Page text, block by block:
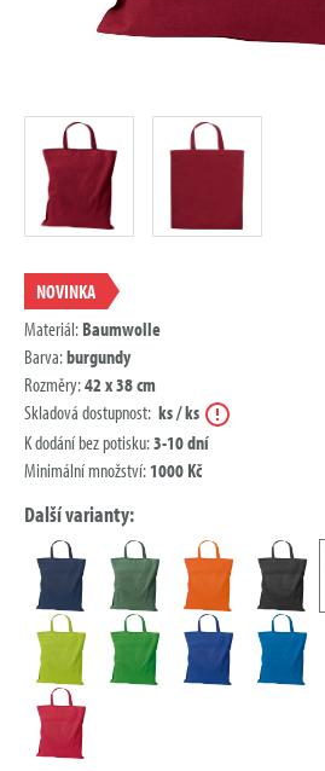
NOVINKA
Materiál: Baumwolle
Barva:burgundy
Rozměry:42 x 38 cm
Skladová dostupnost: ks / ks
K dodání bez potisku:3-10 dní
Minimální množství:1000 Kč
Další varianty: